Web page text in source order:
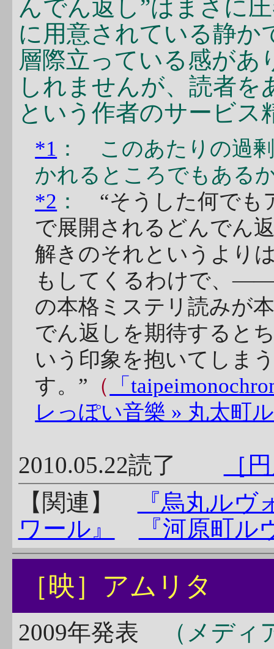
んでん返し”はまさに
に用意されている静か
層際立っている感があ
しれませんが、読者
という作者のサービス
*1 ： このあたりの過
かれるところでもあ
*2 ： “そうした何でも
で展開されるどんでん
解きのそれというより
もしてくるわけで、
の本格ミステリ読みが
でん返しを期待すると
いう印象を抱いてしま
す。” （
「
レっぽい音樂 » 丸太町
2010.05.22読了
［
【関連】
『烏丸ルヴ
ワール』
『河原町ル
［映］アムリタ
2009年発表
（メデ